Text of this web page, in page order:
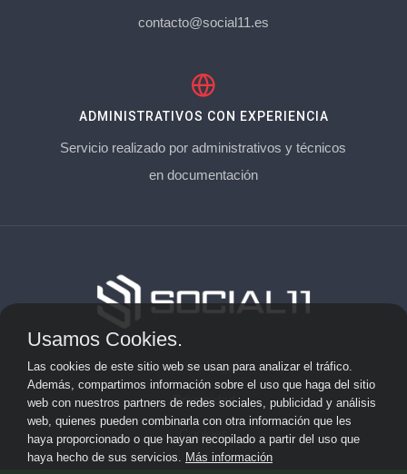
contacto@social11.es
ADMINISTRATIVOS CON EXPERIENCIA
Servicio realizado por administrativos y técnicos
en documentación
Aviso Legal
Privacidad
Cookies
Usamos Cookies.
Las cookies de este sitio web se usan para analizar el tráfico.
Además, compartimos información sobre el uso que haga del sitio
web con nuestros partners de redes sociales, publicidad y análisis
web, quienes pueden combinarla con otra información que les
haya proporcionado o que hayan recopilado a partir del uso que
haya hecho de sus servicios. Más información